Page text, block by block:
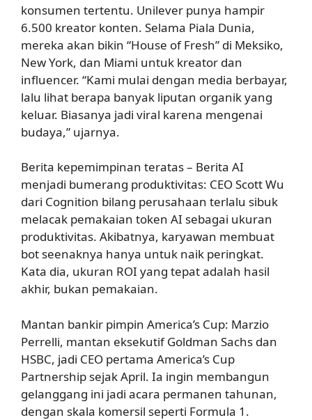
konsumen tertentu. Unilever punya hampir
6.500 kreator konten. Selama Piala Dunia,
mereka akan bikin “House of Fresh” di Meksiko,
New York, dan Miami untuk kreator dan
influencer. “Kami mulai dengan media berbayar,
lalu lihat berapa banyak liputan organik yang
keluar. Biasanya jadi viral karena mengenai
budaya,” ujarnya.
Berita kepemimpinan teratas – Berita AI
menjadi bumerang produktivitas: CEO Scott Wu
dari Cognition bilang perusahaan terlalu sibuk
melacak pemakaian token AI sebagai ukuran
produktivitas. Akibatnya, karyawan membuat
bot seenaknya hanya untuk naik peringkat.
Kata dia, ukuran ROI yang tepat adalah hasil
akhir, bukan pemakaian.
Mantan bankir pimpin America’s Cup: Marzio
Perrelli, mantan eksekutif Goldman Sachs dan
HSBC, jadi CEO pertama America’s Cup
Partnership sejak April. Ia ingin membangun
gelanggang ini jadi acara permanen tahunan,
dengan skala komersil seperti Formula 1.